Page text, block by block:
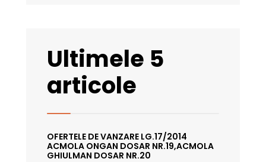
Ultimele 5
articole
OFERTELE DE VANZARE LG.17/2014
ACMOLA ONGAN DOSAR NR.19,ACMOLA
GHIULMAN DOSAR NR.20